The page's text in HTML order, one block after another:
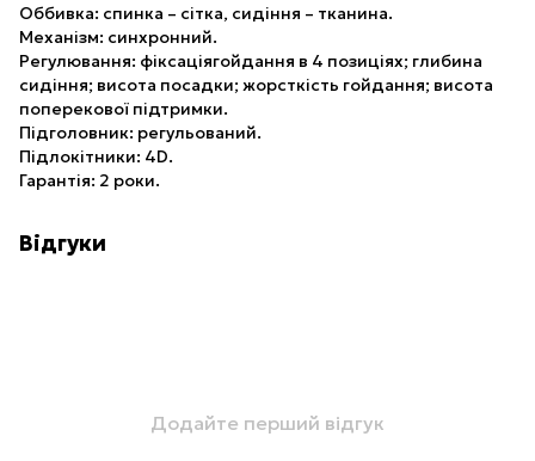
Оббивка: спинка – сітка, сидіння – тканина.
Механізм: синхронний.
Регулювання: фіксаціягойдання в 4 позиціях; глибина
сидіння; висота посадки; жорсткість гойдання; висота
поперекової підтримки.
Підголовник: регульований.
Підлокітники: 4D.
Гарантія: 2 роки.
Відгуки
Додайте перший відгук